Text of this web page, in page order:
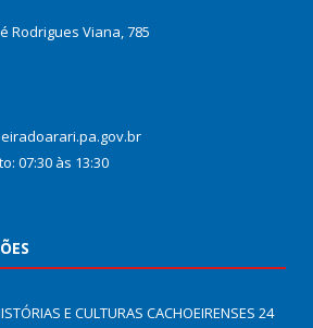
Rodrigues Viana, 785
07:30 às 13:30
E CULTURAS CACHOEIRENSES 24